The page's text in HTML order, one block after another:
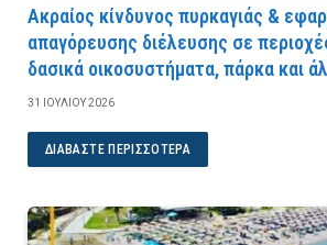
Ακραίος κίνδυνος πυρκαγιάς &
απαγόρευσης διέλευσης σε
δασικά οικοσυστήματα, πάρκα και
31 ΙΟΥΛΊΟΥ 2026
ΔΙΑΒΆΣΤΕ ΠΕΡΙΣΣΌΤΕΡΑ